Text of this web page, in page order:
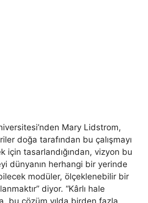
Mary Lidstrom,
doğa tarafından bu çalışmayı
için tasarlandığından, vizyon bu
dünyanın herhangi bir yerinde
modüler, ölçeklenebilir bir
diyor. “Kârlı hale
bu çözüm yılda birden fazla